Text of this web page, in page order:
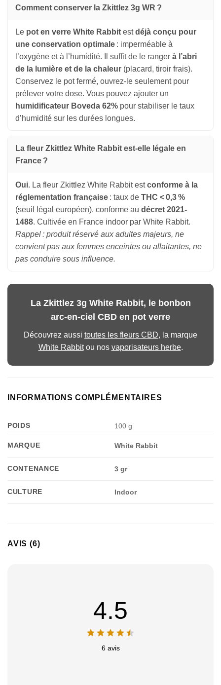
Comment conserver la Zkittlez 3g WR ?
Le pot en verre White Rabbit estdéjà conçu pour
une conservation optimale : imperméable à
l’oxygène et à l’humidité. Il suffit de le ranger à l’abri
de la lumière et de la chaleur (placard, tiroir frais).
Conservez le pot fermé, ouvrez-le seulement pour
prélever votre dose. Vous pouvez ajouter un
humidificateur Boveda 62% pour stabiliser le taux
d’humidité sur les durées longues.
La fleur Zkittlez White Rabbit est-elle légale en
France ?
Oui. La fleur Zkittlez White Rabbit estconforme à la
réglementation française : taux de THC < 0,3 %
(seuil légal européen), conforme au décret 2021-
1488. Cultivée en France indoor par White Rabbit.
Rappel : produit réservé aux adultes majeurs, ne
convient pas aux femmes enceintes ou allaitantes, ne
pas conduire sous influence.
La Zkittlez 3g White Rabbit, le bonbon
arc-en-ciel CBD en pot verre
Découvrez aussi toutes les fleurs CBD, la marque
White Rabbitou nos vaporisateurs herbe.
INFORMATIONS COMPLÉMENTAIRES
POIDS 100 g
MARQUE White Rabbit
CONTENANCE 3 gr
CULTURE Indoor
AVIS (6)
4.5
6 avis